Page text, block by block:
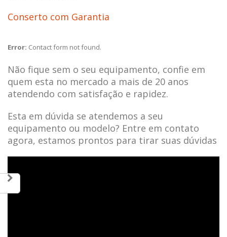
Conserto com Garantia
Error: Contact form not found.
Não fique sem o seu equipamento, confie em
quem esta no mercado a mais de 20 anos
atendendo com satisfação e rapidez.
Esta em dúvida se atendemos a seu
equipamento ou modelo? Entre em contato
agora, estamos prontos para tirar suas dúvidas